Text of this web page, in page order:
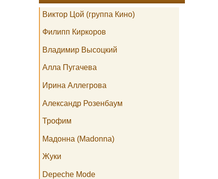
Виктор Цой (группа Кино)
Филипп Киркоров
Владимир Высоцкий
Алла Пугачева
Ирина Аллегрова
Александр Розенбаум
Трофим
Мадонна (Madonna)
Жуки
Depeche Mode